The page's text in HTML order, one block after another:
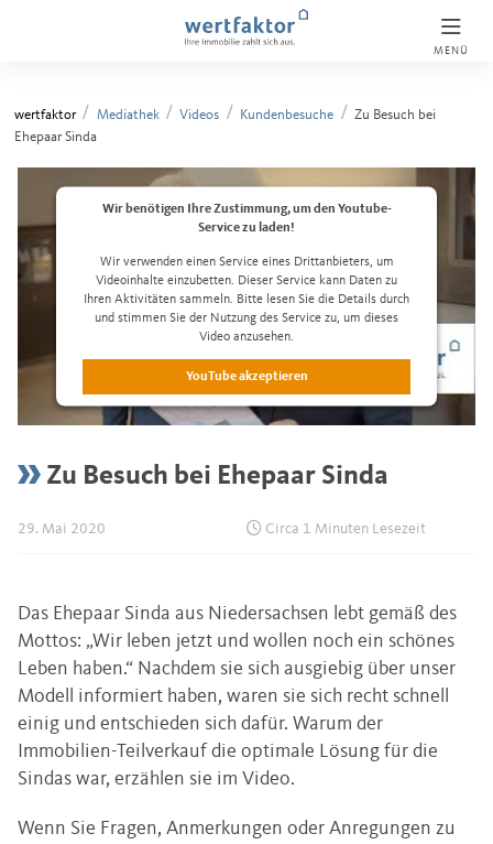
MENÜ
wertfaktor Mediathek Videos Kundenbesuche
Zu Besuch bei
Ehepaar Sinda
Wir benötigen Ihre Zustimmung, um den Youtube-
Service zu laden!
Wir verwenden einen Service eines Drittanbieters, um
Videoinhalte einzubetten. Dieser Service kann Daten zu
Ihren Aktivitäten sammeln. Bitte lesen Sie die Details durch
und stimmen Sie der Nutzung des Service zu, um dieses
Video anzusehen.
YouTube akzeptieren
Datenschutzerklärung lesen
Zu Besuch bei Ehepaar Sinda
29. Mai 2020 Circa 1 Minuten Lesezeit
Das Ehepaar Sinda aus Niedersachsen lebt gemäß des
Mottos: „Wir leben jetzt und wollen noch ein schönes
Leben haben.“ Nachdem sie sich ausgiebig über unser
Modell informiert haben, waren sie sich recht schnell
einig und entschieden sich dafür. Warum der
Immobilien-Teilverkauf die optimale Lösung für die
Sindas war, erzählen sie im Video.
Wenn Sie Fragen, Anmerkungen oder Anregungen zu